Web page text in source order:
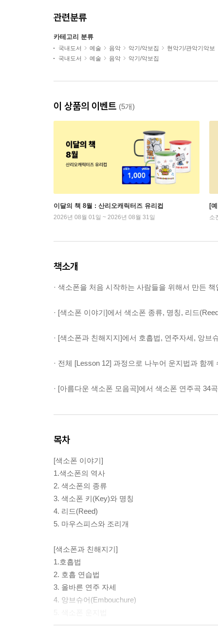
관련분류
카테고리 분류
국내도서 예술 음악 악기/악보집
현악기/관악기악보
국내도서
예술 음악 악기/악보집
이 상품의 이벤트 (5개)
이달의 책 8월 : 산리오캐릭터즈 유리컵
2026년 08월 01일 ~ 2026년 08월 31일
[
소
책소개
· 색소폰을 처음 시작하는 사람들을 위해서 만든 책
· [색소폰 이야기]에서 색소폰 종류, 명칭, 리드
· [색소폰과 친해지지]에서 호흡법, 연주자세, 앙브
· 전체 [Lesson 12] 과정으로 나누어 운지법과 함
· [아름다운 색소폰 모음곡]에서 색소폰 연주곡 34
목차
[색소폰 이야기]
1.색소폰의 역사
2. 색소폰의 종류
3. 색소폰 키(Key)와 명칭
4. 리드(Reed)
5. 마우스피스와 조리개
[색소폰과 친해지기]
1.호흡법
2. 호흡 연습법
3. 올바른 연주 자세
4. 앙브슈어(Embouchure)